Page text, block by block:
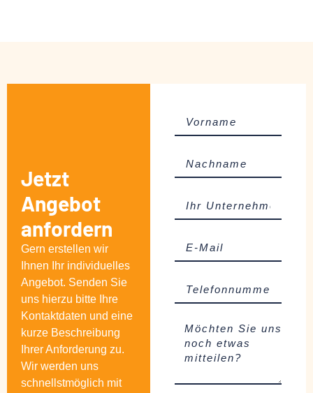
Jetzt
Angebot
anfordern
Gern erstellen wir
Ihnen Ihr individuelles
Angebot. Senden Sie
uns hierzu bitte Ihre
Kontaktdaten und eine
kurze Beschreibung
Ihrer Anforderung zu.
Wir werden uns
schnellstmöglich mit